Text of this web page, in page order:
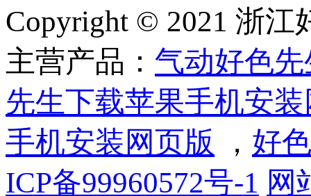
Copyright © 2021 浙
主营产品： 气动好色
先生下载苹果手机安
手机安装网页版
， 好
ICP备99960572号-1 网